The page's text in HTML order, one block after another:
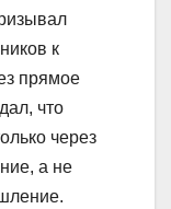
к
прямое
что
через
а не